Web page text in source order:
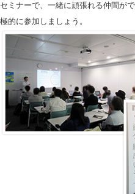
セミナーで、一緒に頑張れる仲間が
極的に参加しましょう。